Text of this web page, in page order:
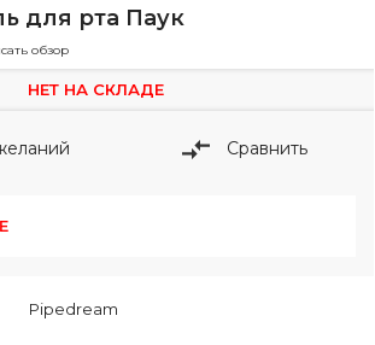
для рта Паук
обзор
Pipedream
НЕТ НА СКЛАДЕ
Сравнить